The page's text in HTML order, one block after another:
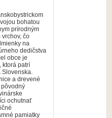
bohatou
prírodným
čo
na
dedičstva
ktorá patrí
Slovenska.
a drevené
pôvodný
ochutnať